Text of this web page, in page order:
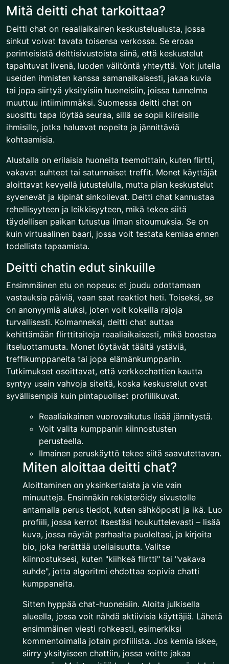
Mitä deitti chat tarkoittaa?
Deitti chat on reaaliaikainen keskustelualusta, jossa
sinkut voivat tavata toisensa verkossa. Se eroaa
perinteisistä deittisivustoista siinä, että keskustelut
tapahtuvat livenä, luoden välitöntä yhteyttä. Voit jutella
useiden ihmisten kanssa samanaikaisesti, jakaa kuvia
tai jopa siirtyä yksityisiin huoneisiin, joissa tunnelma
muuttuu intiimimmäksi. Suomessa deitti chat on
suosittu tapa löytää seuraa, sillä se sopii kiireisille
ihmisille, jotka haluavat nopeita ja jännittäviä
kohtaamisia.
Alustalla on erilaisia huoneita teemoittain, kuten flirtti,
vakavat suhteet tai satunnaiset treffit. Monet käyttäjät
aloittavat kevyellä jutustelulla, mutta pian keskustelut
syvenevät ja kipinät sinkoilevat. Deitti chat kannustaa
rehellisyyteen ja leikkisyyteen, mikä tekee siitä
täydellisen paikan tutustua ilman sitoumuksia. Se on
kuin virtuaalinen baari, jossa voit testata kemiaa ennen
todellista tapaamista.
Deitti chatin edut sinkuille
Ensimmäinen etu on nopeus: et joudu odottamaan
vastauksia päiviä, vaan saat reaktiot heti. Toiseksi, se
on anonyymiä aluksi, joten voit kokeilla rajoja
turvallisesti. Kolmanneksi, deitti chat auttaa
kehittämään flirttitaitoja reaaliaikaisesti, mikä boostaa
itseluottamusta. Monet löytävät täältä ystäviä,
treffikumppaneita tai jopa elämänkumppanin.
Tutkimukset osoittavat, että verkkochattien kautta
syntyy usein vahvoja siteitä, koska keskustelut ovat
syvällisempiä kuin pintapuoliset profiilikuvat.
Reaaliaikainen vuorovaikutus lisää jännitystä.
Voit valita kumppanin kiinnostusten
perusteella.
Ilmainen peruskäyttö tekee siitä saavutettavan.
Miten aloittaa deitti chat?
Aloittaminen on yksinkertaista ja vie vain
minuutteja. Ensinnäkin rekisteröidy sivustolle
antamalla perus tiedot, kuten sähköposti ja ikä. Luo
profiili, jossa kerrot itsestäsi houkuttelevasti – lisää
kuva, jossa näytät parhaalta puoleltasi, ja kirjoita
bio, joka herättää uteliaisuutta. Valitse
kiinnostuksesi, kuten "kiihkeä flirtti" tai "vakava
suhde", jotta algoritmi ehdottaa sopivia chatti
kumppaneita.
Sitten hyppää chat-huoneisiin. Aloita julkisella
alueella, jossa voit nähdä aktiivisia käyttäjiä. Lähetä
ensimmäinen viesti rohkeasti, esimerkiksi
kommentoimalla jotain profiilista. Jos kemia iskee,
siirry yksityiseen chattiin, jossa voitte jakaa